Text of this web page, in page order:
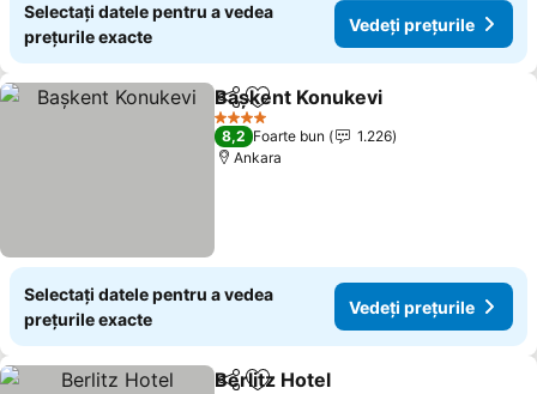
Selectați datele pentru a vedea
prețurile exacte
Vedeți prețurile
DistribuițiAdăugaţi la favorite
Başkent Konukevi
4 Stele
8,2 Foarte bun
1.226
Ankara
Selectați datele pentru a vedea
prețurile exacte
Vedeți prețurile
Berlitz Hotel